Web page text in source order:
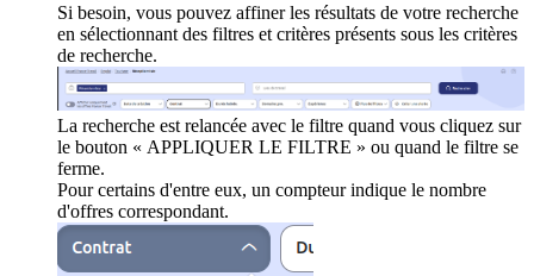
Si besoin, vous pouvez affiner les résultats de votre recherche
en sélectionnant des filtres et critères présents sous les critères
de recherche.
La recherche est relancée avec le filtre quand vous cliquez sur
le bouton « APPLIQUER LE FILTRE » ou quand le filtre se
ferme.
Pour certains d'entre eux, un compteur indique le nombre
d'offres correspondant.